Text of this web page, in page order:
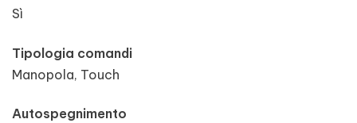
Sì
Tipologia comandi
Manopola, Touch
Autospegnimento